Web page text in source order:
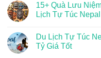
15+ Quà Lưu
Lịch Tự Túc Nepal
Du Lịch Tự Túc
Tỷ Giá Tốt